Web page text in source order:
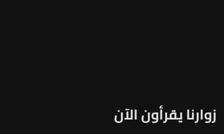
زوارنا يقرأون الآن